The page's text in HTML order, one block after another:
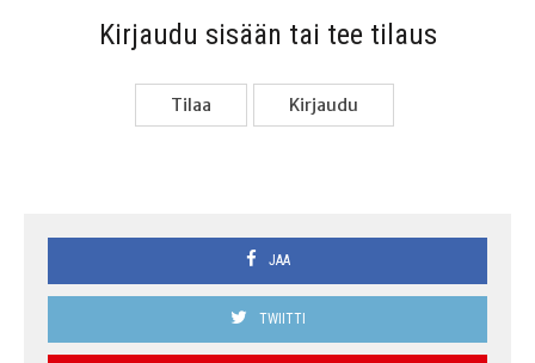
Kir­jau­du sisään tai tee tilaus
Tilaa Kir­jau­du
JAA
TWIITTI